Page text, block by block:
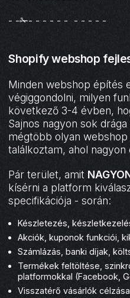
- -✁- - - - - - - - - - -
Shopify webshop
Minden webshop építés
végiggondolni, milyen
következő 3-4 évben,
Sajnos nagyon sok
mégtöbb olyan
találkoztam, ahol
Pár terület, amit
kísérni a platform
specifikációja - során:
Készletezés,
Akciók, kuponok funkciói,
Számlázás, banki díjak,
Termékek feltöltése,
platformokkal (Facebook,
Visszatérő vásárlók